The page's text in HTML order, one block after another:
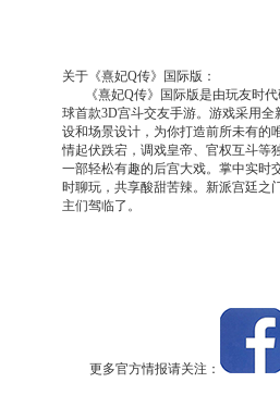
关于《熹妃Q传》国际版：
《熹妃Q传》国际版是由玩友时
球首款3D宫斗交友手游。游戏采用全
设和场景设计，为你打造前所未有的
情起伏跌宕，调戏皇帝、官权互斗等
一部轻松有趣的后宫大戏。掌中实时
时聊玩，共享酸甜苦辣。新派宫廷之
主们驾临了。
更多官方情报请关注：